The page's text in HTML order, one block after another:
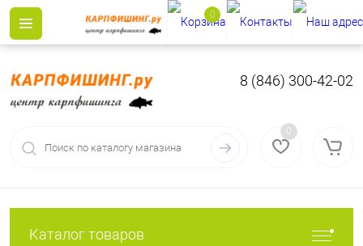
8 (846) 300-42-02
0
Каталог товаров
0